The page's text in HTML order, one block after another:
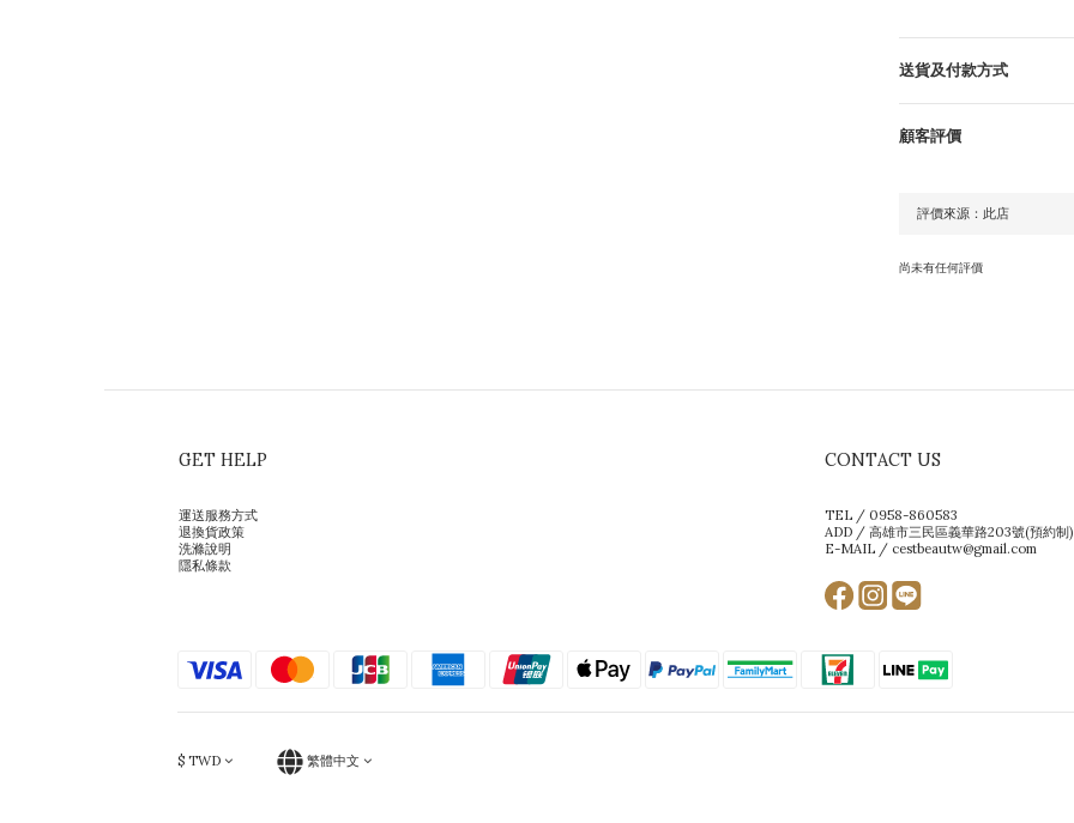
送貨及付款方式
顧客評價
尚未有任何評價
GET HELP
運送服務方式
退換貨政策
洗滌說明
隱私條款
CONTACT US
TEL / 0958-860583
ADD / 高雄市三民區義華路203號(預約制)
E-MAIL / cestbeautw@gmail.com
$ TWD 繁體中文